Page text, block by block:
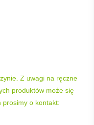
Z uwagi na ręczne
produktów może się
prosimy o kontakt: